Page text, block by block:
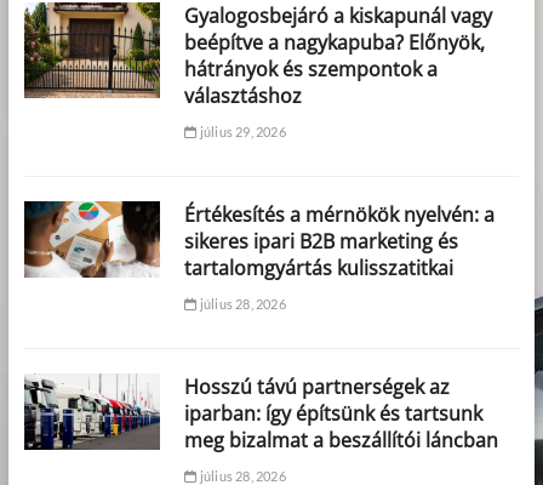
Gyalogosbejáró a kiskapunál vagy
beépítve a nagykapuba? Előnyök,
hátrányok és szempontok a
választáshoz
július 29, 2026
Értékesítés a mérnökök nyelvén: a
sikeres ipari B2B marketing és
tartalomgyártás kulisszatitkai
július 28, 2026
Hosszú távú partnerségek az
iparban: így építsünk és tartsunk
meg bizalmat a beszállítói láncban
július 28, 2026